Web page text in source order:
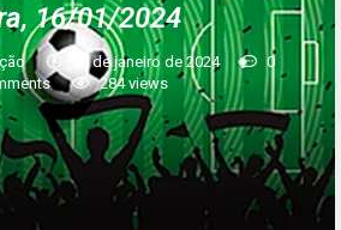
16/01/2024
16 de janeiro de 2024
0
284views